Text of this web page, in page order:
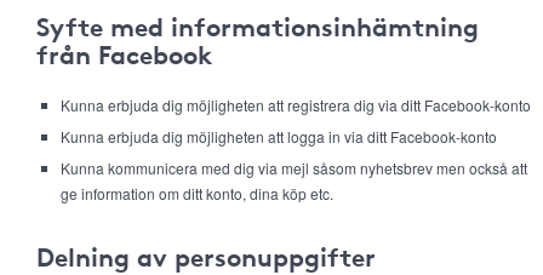
Syfte med informationsinhämtning
från Facebook
Kunna erbjuda dig möjligheten att registrera dig via ditt Facebook-konto
Kunna erbjuda dig möjligheten att logga in via ditt Facebook-konto
Kunna kommunicera med dig via mejl såsom nyhetsbrev men också att
ge information om ditt konto, dina köp etc.
Delning av personuppgifter